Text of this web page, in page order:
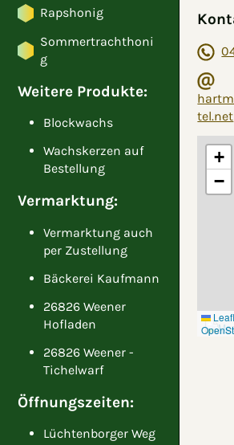
Rapshonig
Sommertrachthoni
g
Weitere Produkte:
Blockwachs
Wachskerzen auf
Bestellung
Vermarktung:
Vermarktung auch
per Zustellung
Bäckerei Kaufmann
26826 Weener
Hofladen
26826 Weener -
Tichelwarf
Öffnungszeiten:
Lüchtenborger Weg
tel.net
+
−